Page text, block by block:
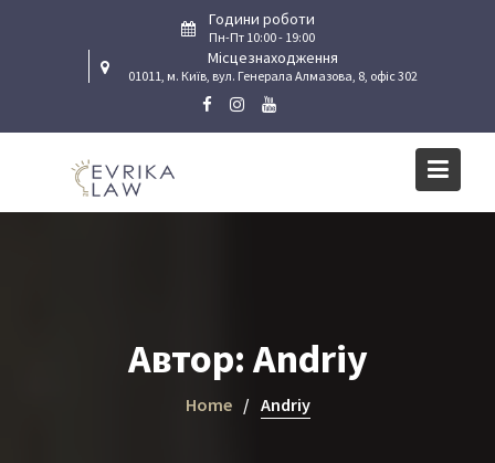
Години роботи
Пн-Пт 10:00 - 19:00
Місцезнаходження
01011, м. Київ, вул. Генерала Алмазова, 8, офіс 302
Автор: Andriy
Home Andriy